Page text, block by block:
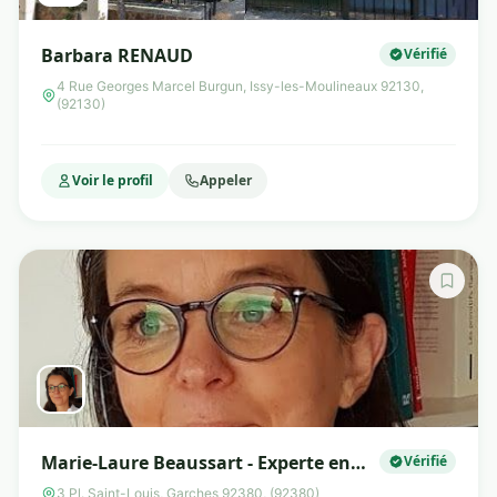
Barbara RENAUD Vérifié
4 Rue Georges Marcel Burgun, Issy-les-Moulineaux 92130,
(92130)
Voir le profil Appeler
Marie-Laure Beaussart - Experte en
nutrition et diététique - Praticienne
Vérifié
3 Pl. Saint-Louis, Garches 92380, (92380)